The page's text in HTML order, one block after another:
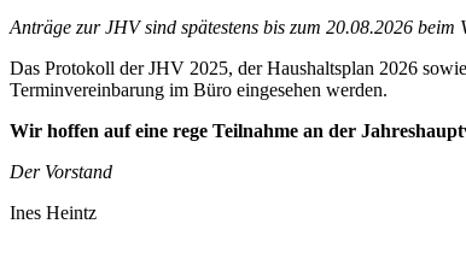
Anträge zur JHV sind spätestens bis zum 20.08.2026 beim
Das Protokoll der JHV 2025, der Haushaltsplan 2026
Terminvereinbarung im Büro eingesehen werden.
Wir hoffen auf eine rege Teilnahme an der
Der Vorstand
Ines Heintz